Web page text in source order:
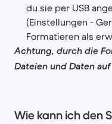
du sie per USB
(Einstellungen -
Formatieren als
Achtung, durch die
Dateien und Daten
Wie kann ich den